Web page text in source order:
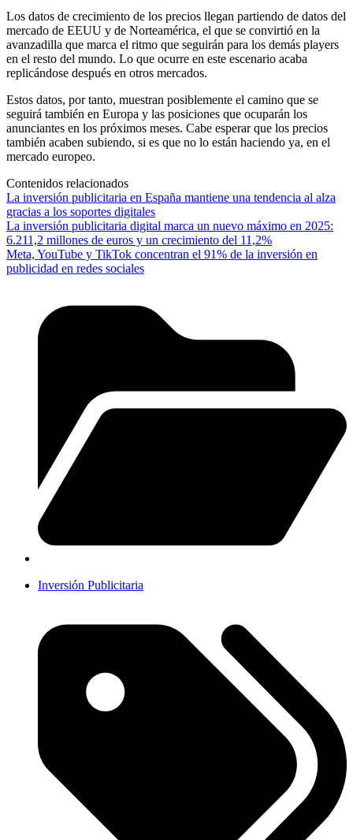
Los datos de crecimiento de los precios llegan partiendo de datos del
mercado de EEUU y de Norteamérica, el que se convirtió en la
avanzadilla que marca el ritmo que seguirán para los demás players
en el resto del mundo. Lo que ocurre en este escenario acaba
replicándose después en otros mercados.
Estos datos, por tanto, muestran posiblemente el camino que se
seguirá también en Europa y las posiciones que ocuparán los
anunciantes en los próximos meses. Cabe esperar que los precios
también acaben subiendo, si es que no lo están haciendo ya, en el
mercado europeo.
Contenidos relacionados
La inversión publicitaria en España mantiene una tendencia al alza
gracias a los soportes digitales
La inversión publicitaria digital marca un nuevo máximo en 2025:
6.211,2 millones de euros y un crecimiento del 11,2%
Meta, YouTube y TikTok concentran el 91% de la inversión en
publicidad en redes sociales
Inversión Publicitaria